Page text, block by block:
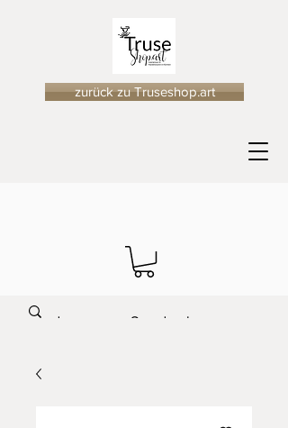
zurück zu Truseshop.art